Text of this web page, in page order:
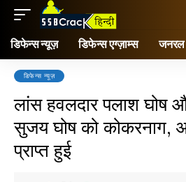
डिफेन्स न्यूज़ डिफेन्स एग्ज़ाम्स जनरल
डिफेन्स न्यूज़
लांस हवलदार पलाश घोष
सुजय घोष को कोकरनाग,
प्राप्त हुई